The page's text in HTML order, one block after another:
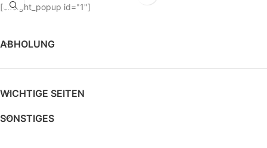
Die Folie wird direkt bei uns im
bieten übrigens auch nach Wunsch
[elfsight_popup id="1"]
ABHOLUNG
WICHTIGE SEITEN
SONSTIGES